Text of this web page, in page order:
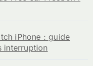
iPhone : guide
interruption